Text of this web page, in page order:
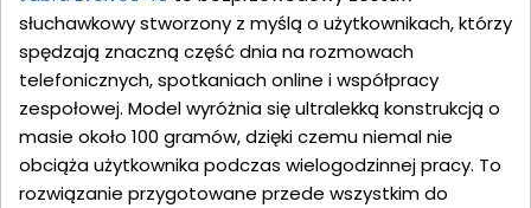
słuchawkowy stworzony z myślą o użytkownikach, którzy
spędzają znaczną część dnia na rozmowach
telefonicznych, spotkaniach online i współpracy
zespołowej. Model wyróżnia się ultralekką konstrukcją o
masie około 100 gramów, dzięki czemu niemal nie
obciąża użytkownika podczas wielogodzinnej pracy. To
rozwiązanie przygotowane przede wszystkim do